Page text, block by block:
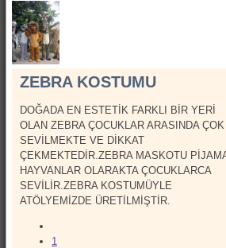
ZEBRA KOSTUMU
DOĞADA EN ESTETİK FARKLI BİR YERİ
OLAN ZEBRA ÇOCUKLAR ARASINDA ÇOK
SEVİLMEKTE VE DİKKAT
ÇEKMEKTEDİR.ZEBRA MASKOTU
HAYVANLAR OLARAKTA ÇOCUKLARCA
SEVİLİR.ZEBRA KOSTUMÜYLE
ATÖLYEMİZDE ÜRETİLMİŞTİR.
1